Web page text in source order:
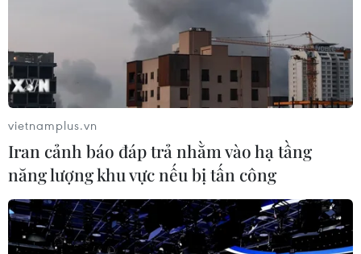
Số ca mắc mới liên tục tăng, Canada phê
duyệt vaccine COVID-19 mới
13/09/2023 08:28
vietnamplus.vn
Iran cảnh báo đáp trả nhằm vào hạ tầng
năng lượng khu vực nếu bị tấn công